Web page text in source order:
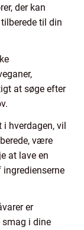
der kan
til din
at søge efter
hverdagen, vil
være
at lave en
er
i dine